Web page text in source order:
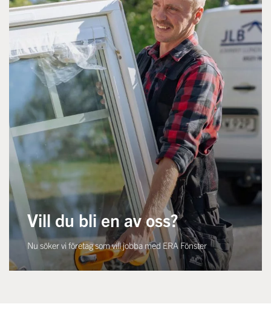
Vill du bli en av oss?
Nu söker vi företag som vill jobba med ERA Fönster